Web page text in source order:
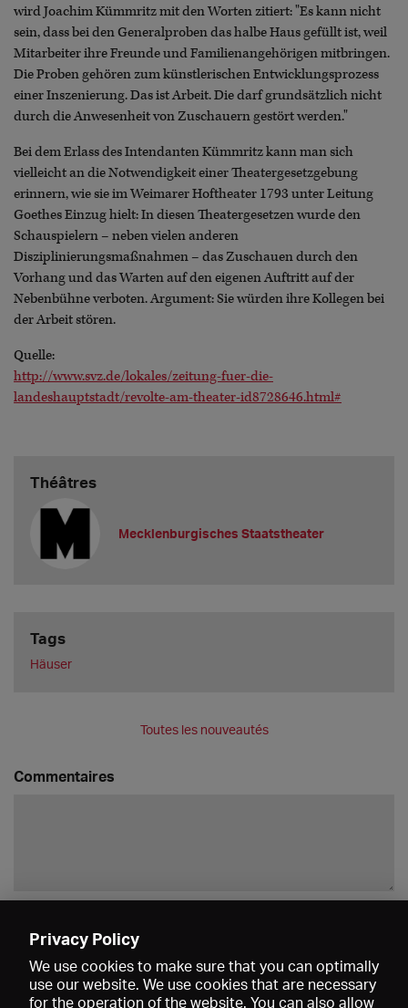
wird Joachim Kümmritz mit den Worten zitiert: "Es kann nicht
sein, dass bei den Generalproben das halbe Haus gefüllt ist, weil
Mitarbeiter ihre Freunde und Familienangehörigen mitbringen.
Die Proben gehören zum künstlerischen Entwicklungsprozess
einer Inszenierung. Das ist Arbeit. Die darf grundsätzlich nicht
durch die Anwesenheit von Zuschauern gestört werden."
Bei dem Erlass des Intendanten Kümmritz kann man sich
vielleicht an die Notwendigkeit einer Theatergesetzgebung
erinnern, wie sie im Weimarer Hoftheater 1793 unter Leitung
Goethes Einzug hielt: In diesen Theatergesetzen wurde den
Schauspielern – neben vielen anderen
Disziplinierungsmaßnahmen – das Zuschauen durch den
Vorhang und das Warten auf den eigenen Auftritt auf der
Nebenbühne verboten. Argument: Sie würden ihre Kollegen bei
der Arbeit stören.
Quelle:
http://www.svz.de/lokales/zeitung-fuer-die-
landeshauptstadt/revolte-am-theater-id8728646.html#
Théâtres
Mecklenburgisches Staatstheater
Tags
Häuser
Toutes les nouveautés
Commentaires
Privacy Policy
We use cookies to make sure that you can optimally
use our website. We use cookies that are necessary
for the operation of the website. You can also allow